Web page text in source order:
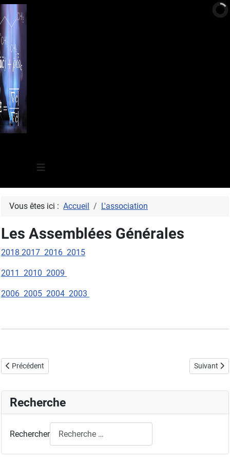
≡
Vous êtes ici : Accueil L'association
Les Assemblées Générales
2018 2017 2016 2015
2011 2010 2009
2006 2005 2004 2003
Article précédent : Adhésion GFC 2025
Précédent Article
Suivant
Recherche
Rechercher